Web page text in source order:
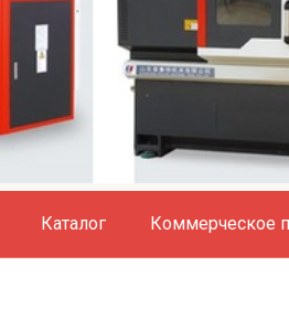
Каталог Коммерческое